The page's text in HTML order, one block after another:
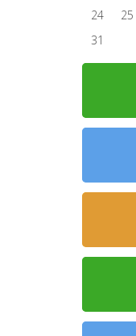
24
25
31